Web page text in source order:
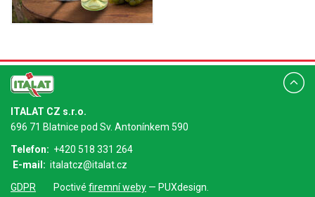
ITALAT CZ s.r.o.
696 71 Blatnice pod Sv. Antonínkem 590
Telefon: +420 518 331 264
E-mail: italatcz@italat.cz
GDPR
Poctivé firemní weby — PUXdesign.